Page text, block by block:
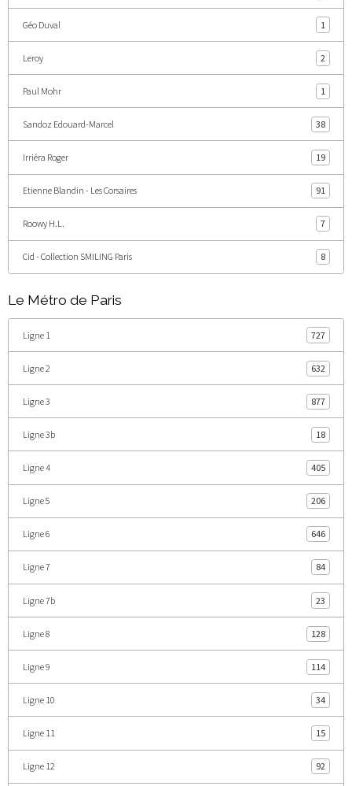
Géo Duval 1
Leroy 2
Paul Mohr 1
Sandoz Edouard-Marcel 38
Irriéra Roger 19
Etienne Blandin - Les Corsaires 91
Roowy H.L. 7
Cid - Collection SMILING Paris 8
Le Métro de Paris
Ligne 1 727
Ligne 2 632
Ligne 3 877
Ligne 3b 18
Ligne 4 405
Ligne 5 206
Ligne 6 646
Ligne 7 84
Ligne 7b 23
Ligne 8 128
Ligne 9 114
Ligne 10 34
Ligne 11 15
Ligne 12 92